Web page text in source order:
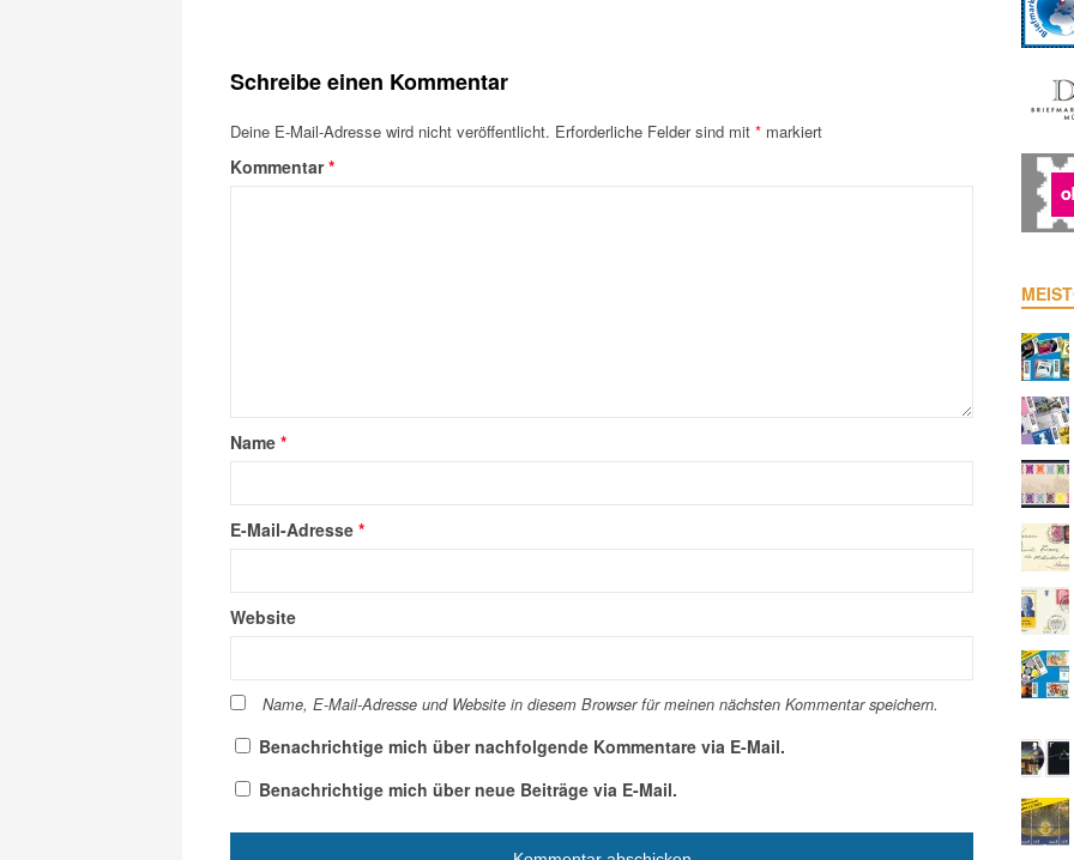
Schreibe einen Kommentar
Deine E-Mail-Adresse wird nicht veröffentlicht. Erforderliche Felder sind mit * markiert
Kommentar*
Name *
E-Mail-Adresse *
Website
Name, E-Mail-Adresse und Website in diesem Browser für meinen nächsten Kommentar speichern.
Benachrichtige mich über nachfolgende Kommentare via E-Mail.
Benachrichtige mich über neue Beiträge via E-Mail.